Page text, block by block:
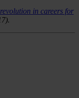
in careers for